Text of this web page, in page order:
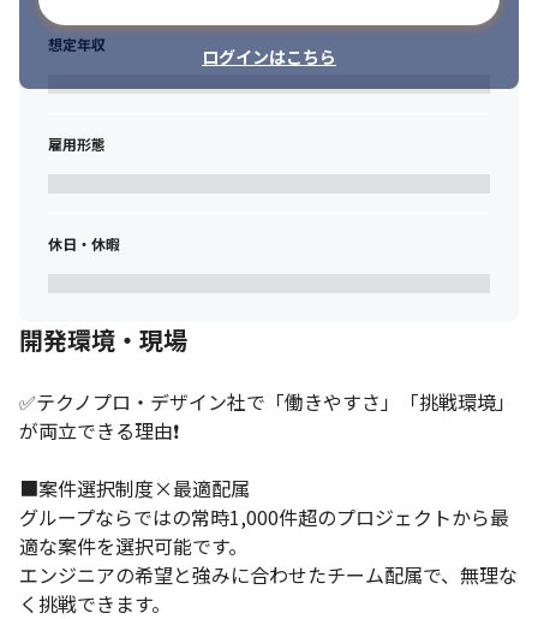
ログインはこちら
想定年収
雇用形態
休日・休暇
開発環境・現場
✅テクノプロ・デザイン社で「働きやすさ」「挑戦環境」
が両立できる理由❗
■案件選択制度×最適配属
グループならではの常時1,000件超のプロジェクトから最
適な案件を選択可能です。
エンジニアの希望と強みに合わせたチーム配属で、無理な
く挑戦できます。